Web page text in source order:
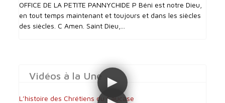
OFFICE DE LA PETITE PANNYCHIDE P Béni est notre Dieu,
en tout temps maintenant et toujours et dans les siècles
des siècles. C Amen. Saint Dieu,...
Vidéos à la Une
L’histoire des Chrétiens du Caucase